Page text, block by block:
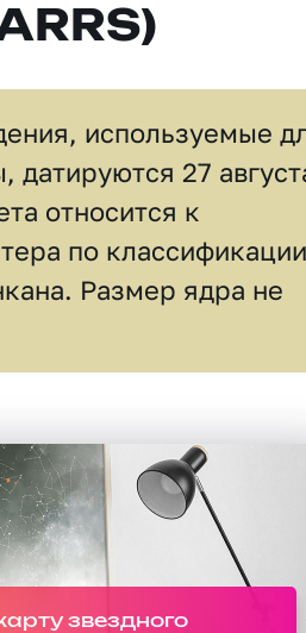
используемые
датируются 27
относится к
по классификации
Размер ядра не
звездного